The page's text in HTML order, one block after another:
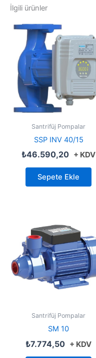
İlgili ürünler
Santrifüj Pompalar
SSP INV 40/15
₺46.590,20 + KDV
Sepete Ekle
Santrifüj Pompalar
SM 10
₺7.774,50 + KDV